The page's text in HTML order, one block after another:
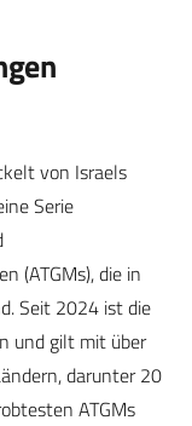
von Israels
Serie
(ATGMs), die in
Seit 2024 ist die
und gilt mit über
darunter 20
ATGMs